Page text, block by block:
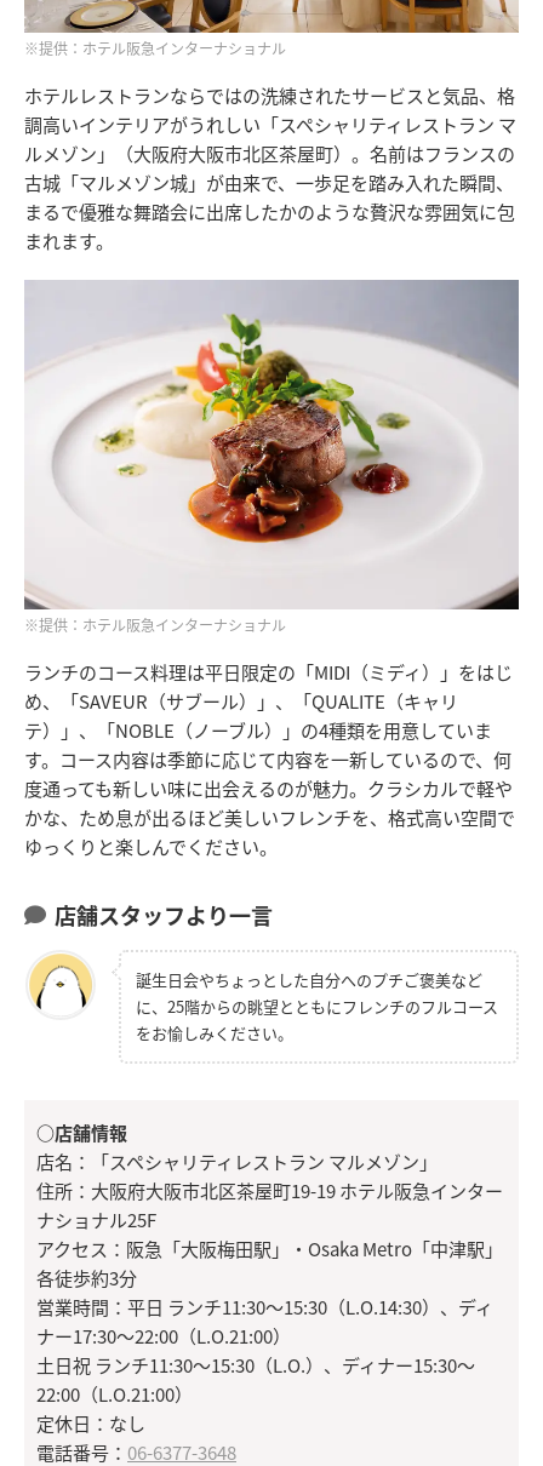
※提供：ホテル阪急インターナショナル
ホテルレストランならではの洗練されたサービスと気品、格
調高いインテリアがうれしい「スペシャリティレストラン マ
ルメゾン」（大阪府大阪市北区茶屋町）。名前はフランスの
古城「マルメゾン城」が由来で、一歩足を踏み入れた瞬間、
まるで優雅な舞踏会に出席したかのような贅沢な雰囲気に包
まれます。
※提供：ホテル阪急インターナショナル
ランチのコース料理は平日限定の「MIDI（ミディ）」をはじ
め、「SAVEUR（サブール）」、「QUALITE（キャリ
テ）」、「NOBLE（ノーブル）」の4種類を用意していま
す。コース内容は季節に応じて内容を一新しているので、何
度通っても新しい味に出会えるのが魅力。クラシカルで軽や
かな、ため息が出るほど美しいフレンチを、格式高い空間で
ゆっくりと楽しんでください。
店舗スタッフより一言
誕生日会やちょっとした自分へのプチご褒美など
に、25階からの眺望とともにフレンチのフルコース
をお愉しみください。
○店舗情報
店名：「スペシャリティレストラン マルメゾン」
住所：大阪府大阪市北区茶屋町19-19 ホテル阪急インター
ナショナル25F
アクセス：阪急「大阪梅田駅」・Osaka Metro「中津駅」
各徒歩約3分
営業時間：平日 ランチ11:30～15:30（L.O.14:30）、ディ
ナー17:30～22:00（L.O.21:00）
土日祝 ランチ11:30～15:30（L.O.）、ディナー15:30～
22:00（L.O.21:00）
定休日：なし
電話番号： 06-6377-3648